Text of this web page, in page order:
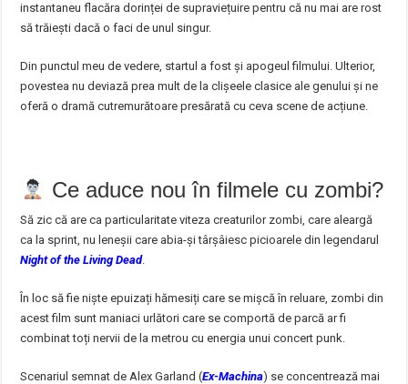
instantaneu flacăra dorinței de supraviețuire pentru că nu mai are rost
să trăiești dacă o faci de unul singur.
Din punctul meu de vedere, startul a fost și apogeul filmului. Ulterior,
povestea nu deviază prea mult de la clișeele clasice ale genului și ne
oferă o dramă cutremurătoare presărată cu ceva scene de acțiune.
Ce aduce nou în filmele cu zombi?
Să zic că are ca particularitate viteza creaturilor zombi, care aleargă
ca la sprint, nu leneșii care abia-și târșâiesc picioarele din legendarul
Night of the Living Dead.
În loc să fie niște epuizați hămesiți care se mișcă în reluare, zombi din
acest film sunt maniaci urlători care se comportă de parcă ar fi
combinat toți nervii de la metrou cu energia unui concert punk.
Scenariul semnat de Alex Garland (Ex-Machina) se concentrează mai